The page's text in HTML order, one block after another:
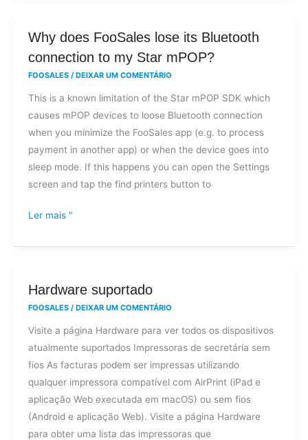
Why does FooSales lose its Bluetooth
connection to my Star mPOP?
FOOSALES / DEIXAR UM COMENTÁRIO
This is a known limitation of the Star mPOP SDK which
causes mPOP devices to loose Bluetooth connection
when you minimize the FooSales app (e.g. to process
payment in another app) or when the device goes into
sleep mode. If this happens you can open the Settings
screen and tap the find printers button to
Why
does
its
Bluetooth
connection
to
my
Star
Ler mais "
Hardware suportado
FOOSALES / DEIXAR UM COMENTÁRIO
Visite a página Hardware para ver todos os dispositivos
atualmente suportados Impressoras de secretária sem
fios As facturas podem ser impressas utilizando
qualquer impressora compatível com AirPrint (iPad e
aplicação Web executada em macOS) ou sem fios
(Android e aplicação Web). Visite a página Hardware
para obter uma lista das impressoras que
Hardware
suportado